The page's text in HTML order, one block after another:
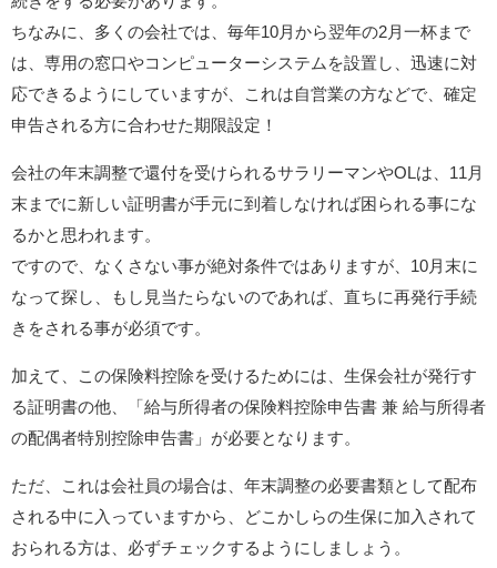
ちなみに、多くの会社では、毎年10月から翌年の2月一杯まで
は、専用の窓口やコンピューターシステムを設置し、迅速に対
応できるようにしていますが、これは自営業の方などで、確定
申告される方に合わせた期限設定！
会社の年末調整で還付を受けられるサラリーマンやOLは、11月
末までに新しい証明書が手元に到着しなければ困られる事にな
るかと思われます。
ですので、なくさない事が絶対条件ではありますが、10月末に
なって探し、もし見当たらないのであれば、直ちに再発行手続
きをされる事が必須です。
加えて、この保険料控除を受けるためには、生保会社が発行す
る証明書の他、「給与所得者の保険料控除申告書 兼 給与所得者
の配偶者特別控除申告書」が必要となります。
ただ、これは会社員の場合は、年末調整の必要書類として配布
される中に入っていますから、どこかしらの生保に加入されて
おられる方は、必ずチェックするようにしましょう。